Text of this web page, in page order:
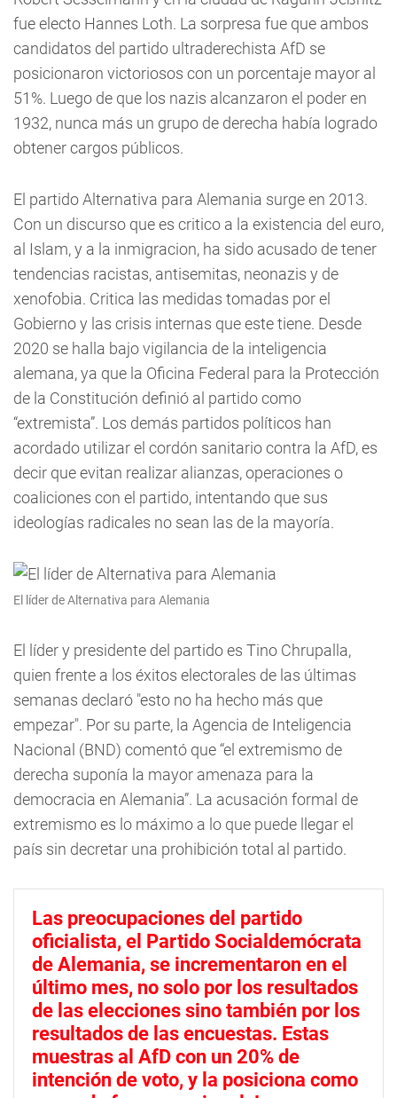
fue electo Hannes Loth. La sorpresa fue que ambos
candidatos del partido ultraderechista AfD se
posicionaron victoriosos con un porcentaje mayor al
51%. Luego de que los nazis alcanzaron el poder en
1932, nunca más un grupo de derecha había logrado
obtener cargos públicos.
El partido Alternativa para Alemania surge en 2013.
Con un discurso que es critico a la existencia del euro,
al Islam, y a la inmigracion, ha sido acusado de tener
tendencias racistas, antisemitas, neonazis y de
xenofobia. Critica las medidas tomadas por el
Gobierno y las crisis internas que este tiene. Desde
2020 se halla bajo vigilancia de la inteligencia
alemana, ya que la Oficina Federal para la Protección
de la Constitución definió al partido como
“extremista”. Los demás partidos políticos han
acordado utilizar el cordón sanitario contra la AfD, es
decir que evitan realizar alianzas, operaciones o
coaliciones con el partido, intentando que sus
ideologías radicales no sean las de la mayoría.
El líder de Alternativa para Alemania
El líder y presidente del partido es Tino Chrupalla,
quien frente a los éxitos electorales de las últimas
semanas declaró "esto no ha hecho más que
empezar". Por su parte, la Agencia de Inteligencia
Nacional (BND) comentó que “el extremismo de
derecha suponía la mayor amenaza para la
democracia en Alemania”. La acusación formal de
extremismo es lo máximo a lo que puede llegar el
país sin decretar una prohibición total al partido.
Las preocupaciones del partido
oficialista, el Partido Socialdemócrata
de Alemania, se incrementaron en el
último mes, no solo por los resultados
de las elecciones sino también por los
resultados de las encuestas. Estas
muestras al AfD con un 20% de
intención de voto, y la posiciona como